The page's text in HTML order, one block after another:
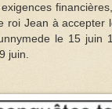
roi Jean à
le 15 juin
juin.